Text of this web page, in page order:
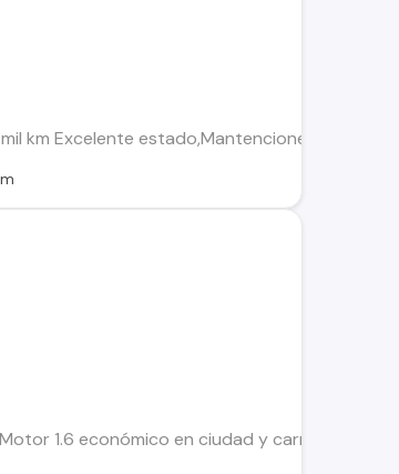
km Excelente estado,Mantenciones al día.
1.6 económico en ciudad y carretera